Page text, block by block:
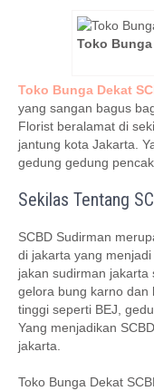
Toko Bunga
Toko Bunga Dekat
yang sangan bagus
Florist beralamat di
jantung kota Jakarta.
gedung gedung
Sekilas Tentang
SCBD Sudirman
di jakarta yang
jakan sudirman
gelora bung karno dan
tinggi seperti BEJ,
Yang menjadikan
jakarta.
Toko Bunga Dekat